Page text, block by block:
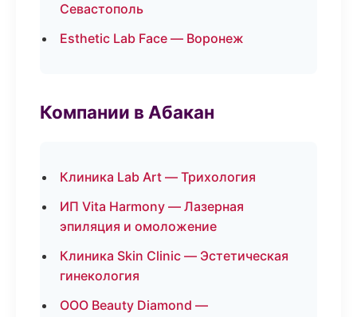
Севастополь
Esthetic Lab Face — Воронеж
Компании в Абакан
Клиника Lab Art — Трихология
ИП Vita Harmony — Лазерная
эпиляция и омоложение
Клиника Skin Clinic — Эстетическая
гинекология
ООО Beauty Diamond —